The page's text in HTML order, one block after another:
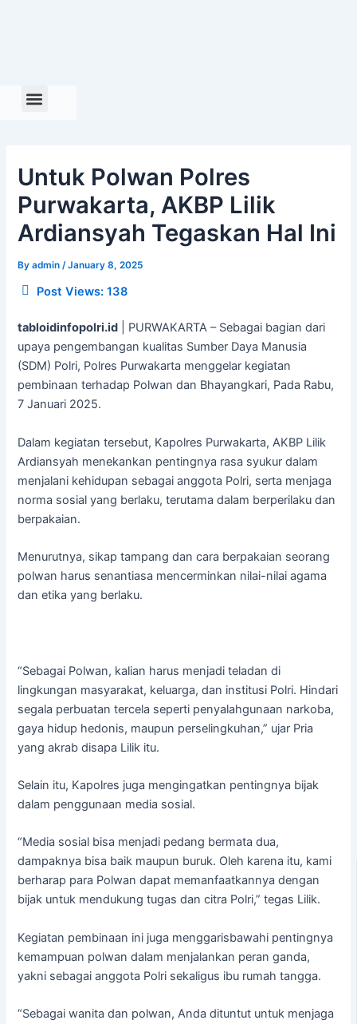
Untuk Polwan Polres
Purwakarta, AKBP Lilik
Ardiansyah Tegaskan Hal Ini
Byadmin /January 8, 2025
Post Views: 138
tabloidinfopolri.id | PURWAKARTA – Sebagai bagian dari
upaya pengembangan kualitas Sumber Daya Manusia
(SDM) Polri, Polres Purwakarta menggelar kegiatan
pembinaan terhadap Polwan dan Bhayangkari, Pada Rabu,
7 Januari 2025.
Dalam kegiatan tersebut, Kapolres Purwakarta, AKBP Lilik
Ardiansyah menekankan pentingnya rasa syukur dalam
menjalani kehidupan sebagai anggota Polri, serta menjaga
norma sosial yang berlaku, terutama dalam berperilaku dan
berpakaian.
Menurutnya, sikap tampang dan cara berpakaian seorang
polwan harus senantiasa mencerminkan nilai-nilai agama
dan etika yang berlaku.
“Sebagai Polwan, kalian harus menjadi teladan di
lingkungan masyarakat, keluarga, dan institusi Polri. Hindari
segala perbuatan tercela seperti penyalahgunaan narkoba,
gaya hidup hedonis, maupun perselingkuhan,” ujar Pria
yang akrab disapa Lilik itu.
Selain itu, Kapolres juga mengingatkan pentingnya bijak
dalam penggunaan media sosial.
“Media sosial bisa menjadi pedang bermata dua,
dampaknya bisa baik maupun buruk. Oleh karena itu, kami
berharap para Polwan dapat memanfaatkannya dengan
bijak untuk mendukung tugas dan citra Polri,” tegas Lilik.
Kegiatan pembinaan ini juga menggarisbawahi pentingnya
kemampuan polwan dalam menjalankan peran ganda,
yakni sebagai anggota Polri sekaligus ibu rumah tangga.
“Sebagai wanita dan polwan, Anda dituntut untuk menjaga